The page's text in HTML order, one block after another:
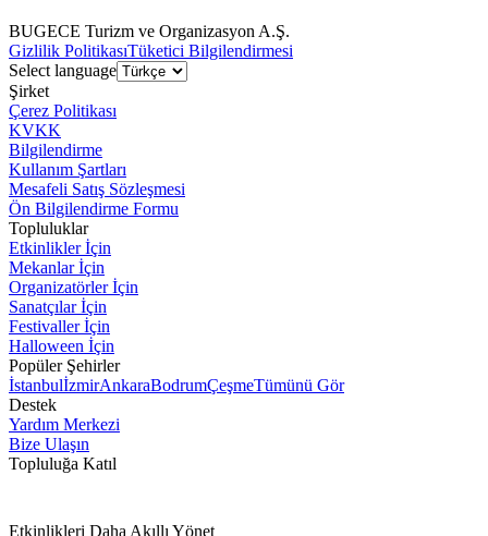
BUGECE Turizm ve Organizasyon A.Ş.
Gizlilik PolitikasıTüketici Bilgilendirmesi
Select language
Şirket
Çerez Politikası
KVKK
Bilgilendirme
Kullanım Şartları
Mesafeli Satış Sözleşmesi
Ön Bilgilendirme Formu
Topluluklar
Etkinlikler İçin
Mekanlar İçin
Organizatörler İçin
Sanatçılar İçin
Festivaller İçin
Halloween İçin
Popüler Şehirler
İstanbulİzmirAnkaraBodrumÇeşmeTümünü Gör
Destek
Yardım Merkezi
Bize Ulaşın
Topluluğa Katıl
Etkinlikleri Daha Akıllı Yönet